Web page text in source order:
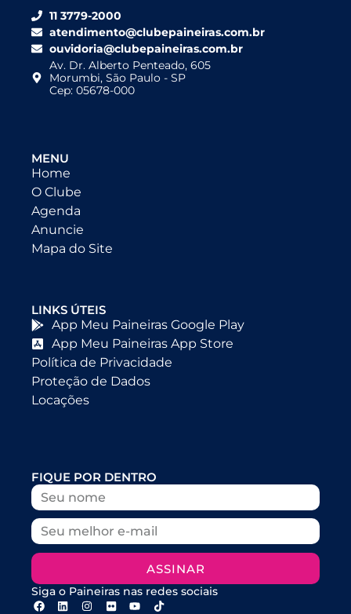
11 3779-2000
atendimento@clubepaineiras.com.br
ouvidoria@clubepaineiras.com.br
Av. Dr. Alberto Penteado, 605
Morumbi, São Paulo - SP
Cep: 05678-000
MENU
Home
O Clube
Agenda
Anuncie
Mapa do Site
LINKS ÚTEIS
App Meu Paineiras Google Play
App Meu Paineiras App Store
Política de Privacidade
Proteção de Dados
Locações
FIQUE POR DENTRO
ASSINAR
Siga o Paineiras nas redes sociais